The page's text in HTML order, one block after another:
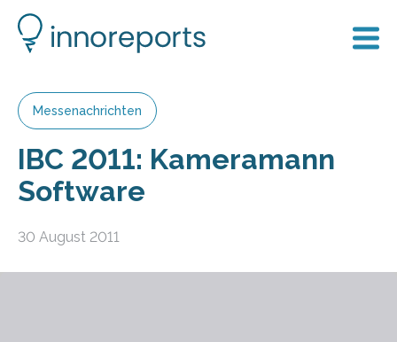
Messenachrichten
IBC 2011: Kameramann
Software
30 August 2011